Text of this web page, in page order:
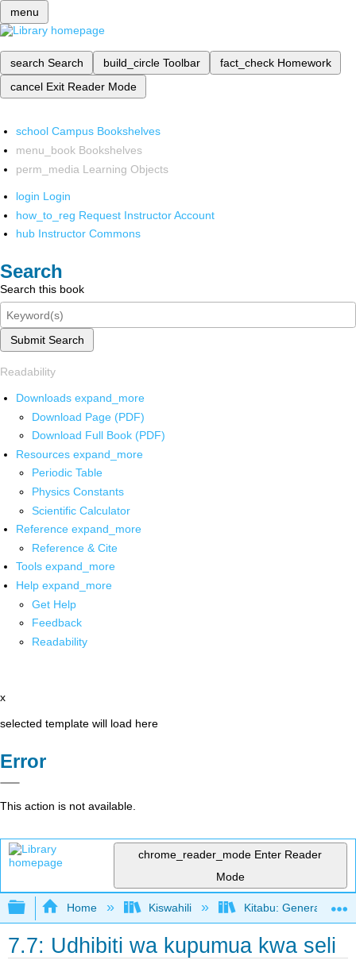
menu
search Search build_circle Toolbar fact_check Homework
cancel Exit Reader Mode
school Campus Bookshelves
menu_book Bookshelves
perm_media Learning Objects
login Login
how_to_reg Request Instructor Account
hub Instructor Commons
Search
Search this book
Submit Search
Readability
Downloads expand_more
Download Page (PDF)
Download Full Book (PDF)
Resources expand_more
Periodic Table
Physics Constants
Scientific Calculator
Reference expand_more
Reference & Cite
Tools expand_more
Help expand_more
Get Help
Feedback
Readability
x
selected template will load here
Error
This action is not available.
chrome_reader_mode Enter Reader
Mode
Expand/collapse global hierarchy
Home Kiswahili Kitabu: General
7.7: Udhibiti wa kupumua kwa seli